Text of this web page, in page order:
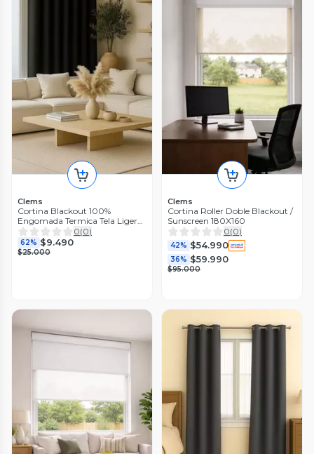
Clems
Cortina Blackout 100%
Engomada Termica Tela Ligera
140x225 - Microfibra Premium
- 1 Paño Negro
0(0)
62% $9.490
$25.000
Clems
Cortina Roller Doble Blackout /
Sunscreen 180X160
0(0)
42% $54.990
36% $59.990
$95.000